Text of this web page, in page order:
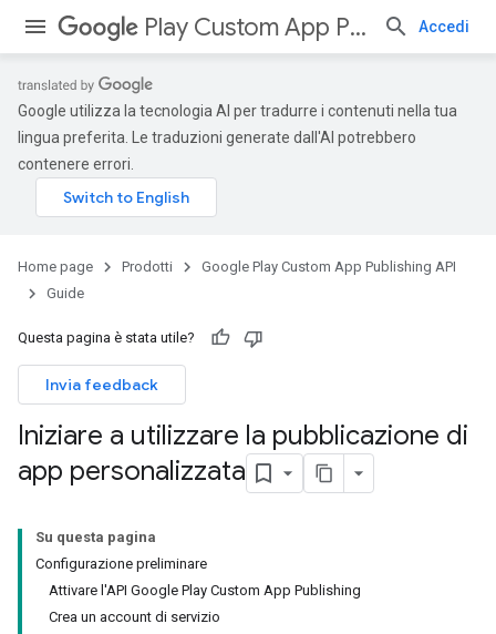
Play Custom App Publishing API Accedi
Google utilizza la tecnologia AI per tradurre i contenuti nella tua
lingua preferita. Le traduzioni generate dall'AI potrebbero
contenere errori.
Home page Prodotti
Google Play Custom App Publishing API
Guide
Questa pagina è stata utile?
Invia feedback
Iniziare a utilizzare la pubblicazione di
app personalizzata
Su questa pagina
Configurazione preliminare
Attivare l'API Google Play Custom App Publishing
Crea un account di servizio